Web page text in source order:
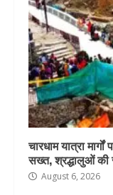
चारधाम यात्रा
सख्त, श्रद्धालुओं की
August 6, 2026